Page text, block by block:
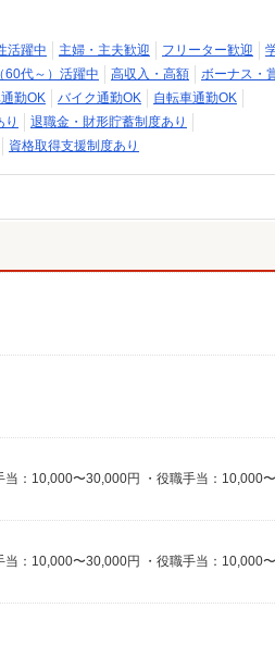
活躍中 主婦・主夫歓迎 フリーター歓迎
60代～）活躍中 高収入・高額
ボーナス・
勤OK バイク通勤OK
自転車通勤OK
り
退職金・財形貯蓄制度あり
資格取得支援制度あり